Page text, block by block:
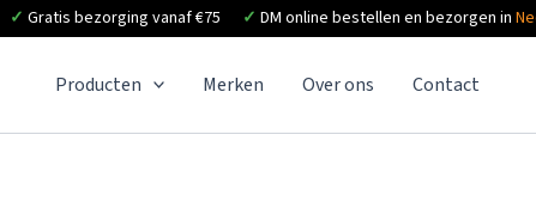
✓ Gratis bezorging vanaf €75 ✓ DM online bestellen en bezorgen in
Producten Merken Over ons Contact